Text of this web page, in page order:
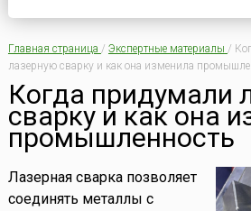
Главная страница / Экспертные материалы /
лазерную сварку и как она изменила
Когда придумали
сварку и как она
промышленность
Лазерная сварка позволяет
соединять металлы с